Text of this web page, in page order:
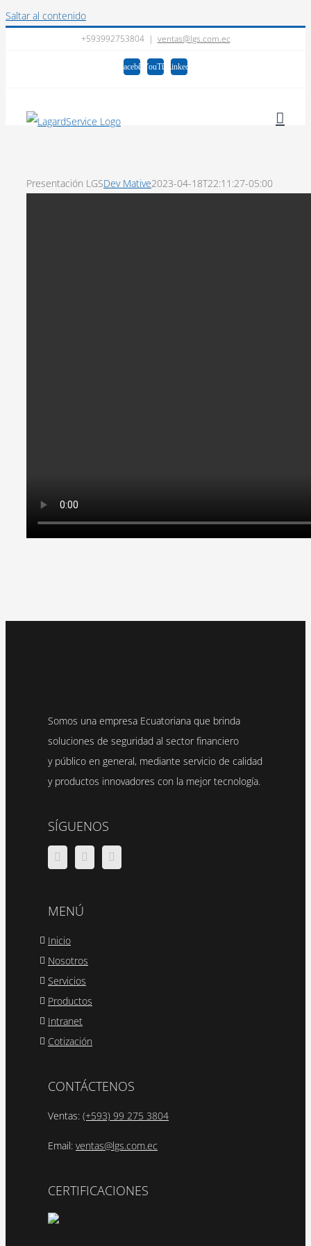
Saltar al contenido
+593992753804 | ventas@lgs.com.ec
FacebookYouTubeLinkedIn
Presentación LGSDev Mative2023-04-18T22:11:27-05:00
Somos una empresa Ecuatoriana que brinda
soluciones de seguridad al sector financiero
y público en general, mediante servicio de calidad
y productos innovadores con la mejor tecnología.
SÍGUENOS
MENÚ
Inicio
Nosotros
Servicios
Productos
Intranet
Cotización
CONTÁCTENOS
Ventas: (+593) 99 275 3804
Email: ventas@lgs.com.ec
CERTIFICACIONES